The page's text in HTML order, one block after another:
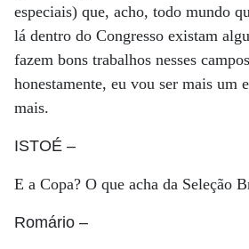
especiais) que, acho, todo mundo
lá dentro do Congresso existam
fazem bons trabalhos nesses
honestamente, eu vou ser mais um
mais.
ISTOÉ –
E a Copa? O que acha da Seleção
Romário –